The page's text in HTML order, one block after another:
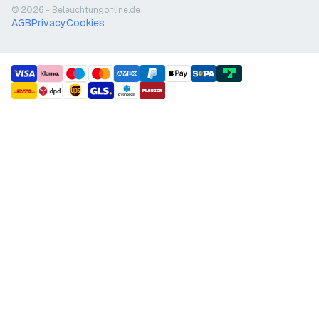
© 2026 - Beleuchtungonline.de
AGBPrivacyCookies
payment methods
shipment methods